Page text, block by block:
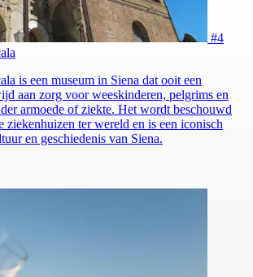
#4
is een museum in Siena dat ooit een
aan zorg voor weeskinderen, pelgrims en
armoede of ziekte. Het wordt beschouwd
ziekenhuizen ter wereld en is een iconisch
en geschiedenis van Siena.